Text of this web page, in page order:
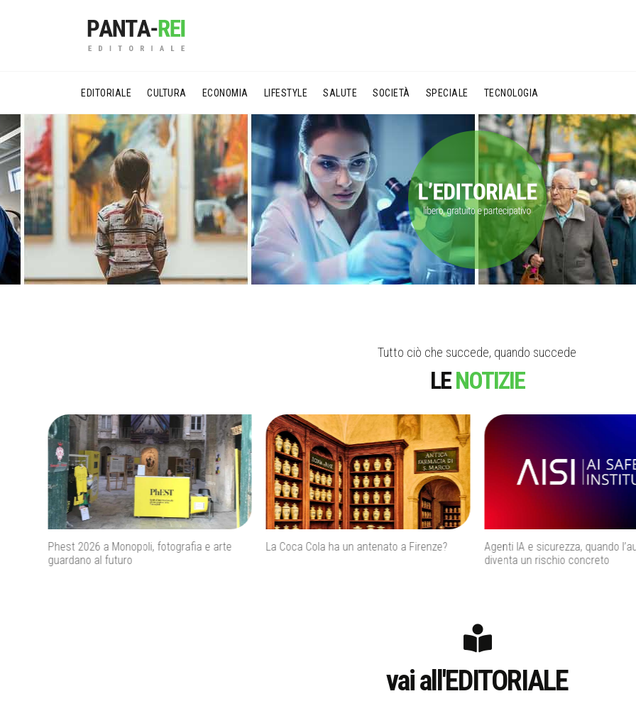
EDITORIALE CULTURA ECONOMIA LIFESTYLE SALUTE SOCIETÀ SPECIALE TECNOLOGIA
Tutto ciò che succede, quando succede
LENOTIZIE
Phest 2026 a Monopoli, fotografia e arte
guardano al futuro
La Coca Cola ha un antenato a Firenze?
Agenti IA e sicurezza, quando
diventa un rischio concreto
vai all'EDITORIALE